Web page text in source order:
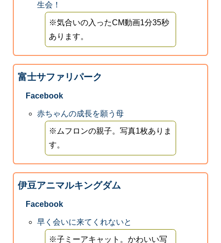
生会！
※気合いの入ったCM動画1分35秒
あります。
富士サファリパーク
Facebook
赤ちゃんの成長を願う母
※ムフロンの親子。写真1枚ありま
す。
伊豆アニマルキングダム
Facebook
早く会いに来てくれないと
※子ミーアキャット。かわいい写